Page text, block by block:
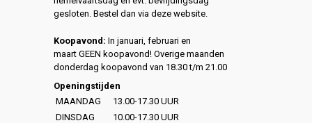
gesloten. Bestel dan via deze website.
Koopavond: In januari, februari en
maart GEEN koopavond! Overige maanden
donderdag koopavond van 18.30 t/m 21.00
Openingstijden
MAANDAG
13.00-17.30 UUR
DINSDAG
10.00-17.30 UUR